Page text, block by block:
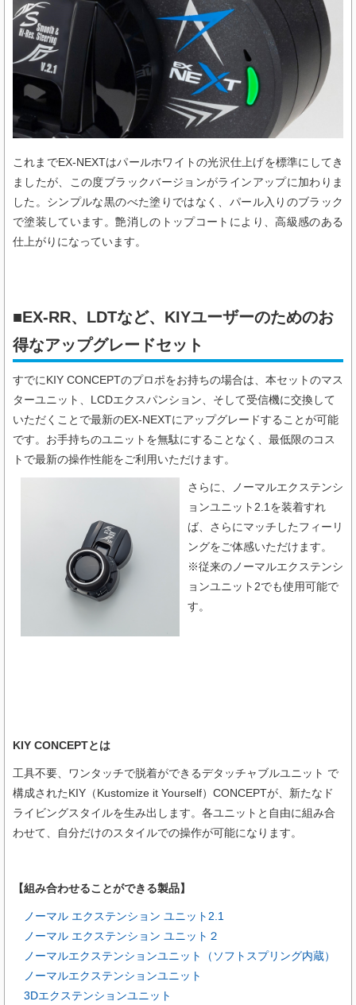
これまでEX-NEXTはパールホワイトの光沢仕上げを標準にしてき
ましたが、この度ブラックバージョンがラインアップに加わりま
した。シンプルな黒のべた塗りではなく、パール入りのブラック
で塗装しています。艶消しのトップコートにより、高級感のある
仕上がりになっています。
■EX-RR、LDTなど、KIYユーザーのためのお
得なアップグレードセット
すでにKIY CONCEPTのプロポをお持ちの場合は、本セットのマス
ターユニット、LCDエクスパンション、そして受信機に交換して
いただくことで最新のEX-NEXTにアップグレードすることが可能
です。お手持ちのユニットを無駄にすることなく、最低限のコス
トで最新の操作性能をご利用いただけます。
さらに、ノーマルエクステンシ
ョンユニット2.1を装着すれ
ば、さらにマッチしたフィーリ
ングをご体感いただけます。
※従来のノーマルエクステンシ
ョンユニット2でも使用可能で
す。
KIY CONCEPTとは
工具不要、ワンタッチで脱着ができるデタッチャブルユニット で
構成されたKIY（Kustomize it Yourself）CONCEPTが、新たなド
ライビングスタイルを生み出します。各ユニットと自由に組み合
わせて、自分だけのスタイルでの操作が可能になります。
【組み合わせることができる製品】
ノーマル エクステンション ユニット2.1
ノーマル エクステンション ユニット２
ノーマルエクステンションユニット（ソフトスプリング内蔵）
ノーマルエクステンションユニット
3Dエクステンションユニット